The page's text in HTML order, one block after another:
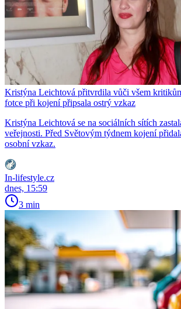
Kristýna Leichtová přitvrdila vůči všem
fotce při kojení připsala ostrý vzkaz
Kristýna Leichtová se na sociálních sítích
veřejnosti. Před Světovým týdnem kojení
osobní vzkaz.
In-lifestyle.cz
dnes, 15:59
3 min